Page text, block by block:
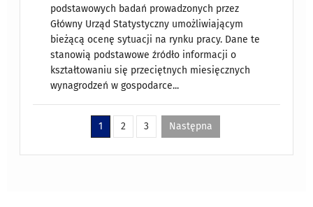
podstawowych badań prowadzonych przez
Główny Urząd Statystyczny umożliwiającym
bieżącą ocenę sytuacji na rynku pracy. Dane te
stanowią podstawowe źródło informacji o
kształtowaniu się przeciętnych miesięcznych
wynagrodzeń w gospodarce...
1 2 3 Następna